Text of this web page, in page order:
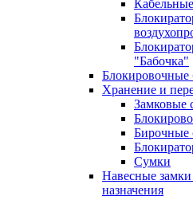
"Бабочка"
Блокировочные
Хранение и
Замковые
Бирочные
Сумки
Навесные
назначения